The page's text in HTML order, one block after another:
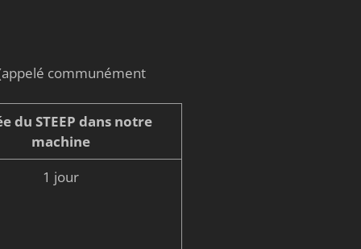
communément
du STEEP dans notre
machine
1 jour